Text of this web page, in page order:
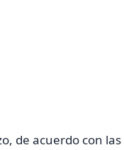
de acuerdo con las